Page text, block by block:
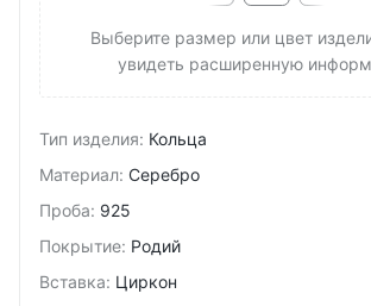
Выберите размер или цвет
увидеть расширенную
Тип изделия: Кольца
Материал: Серебро
Проба: 925
Покрытие: Родий
Вставка: Циркон